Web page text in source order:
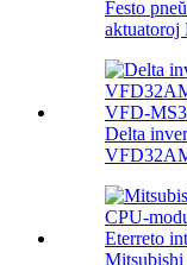
Festo
aktuatoroj
Delta